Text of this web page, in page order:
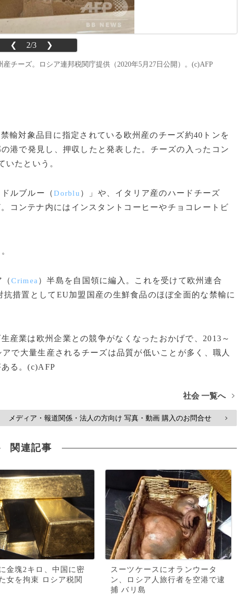
❮ 2/3 ❯
チーズ。ロシア連邦税関庁提供（2020年5月27日公開）。(c)AFP
輸対象品目に指定されている欧州産のチーズ約40トンを
の港で発見し、押収したと発表した。チーズの入ったコン
いたという。
ルブルー（Dorblu ）」や、イタリア産のハードチーズ
コンテナ内にはインスタントコーヒーやチョコレートビ
（Crimea ）半島を自国領に編入。これを受けて欧州連合
措置としてEU加盟国産の生鮮食品のほぼ全面的な禁輸に
産業は欧州企業との競争がなくなったおかげで、2013～
で大量生産されるチーズは品質が低いことが多く、職人
る。(c)AFP
社会 一覧へ >
メディア・報道関係・法人の方向け 写真・動画 購入のお問合せ >
関連記事
金塊2キロ、中国に密
女を拘束 ロシア税関
スーツケースにオランウータ
ン、ロシア人旅行者を空港で逮
捕 バリ島